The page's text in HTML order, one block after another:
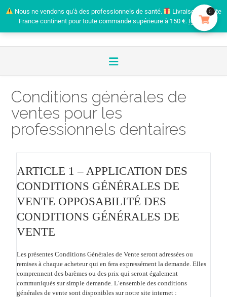
Nous ne vendons qu'à des professionnels de santé.
Livraison gratuite
France continent pour toute commande supérieure à 150 €. Ignorer
Conditions générales de
ventes pour les
professionnels dentaires
ARTICLE 1 – APPLICATION DES
CONDITIONS GÉNÉRALES DE
VENTE OPPOSABILITÉ DES
CONDITIONS GÉNÉRALES DE
VENTE
Les présentes Conditions Générales de Vente seront adressées ou
remises à chaque acheteur qui en fera expressément la demande. Elles
comprennent des barèmes ou des prix qui seront également
communiqués sur simple demande. L’ensemble des conditions
générales de vente sont disponibles sur notre site internet :
0